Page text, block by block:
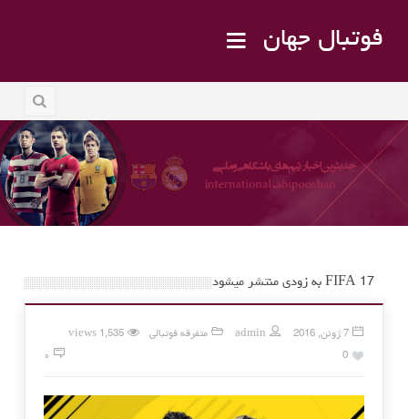
فوتبال جهان
FIFA 17 به زودی منتشر میشود
7 ژوئن, 2016 admin متفرقه فوتبالی
1,535 views
0
۰